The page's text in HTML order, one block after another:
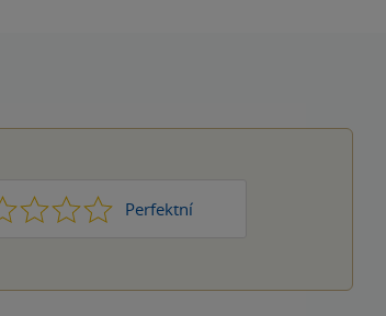
3 4 Perfektní
5